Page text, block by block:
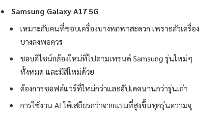
Samsung Galaxy A17 5G
เหมาะกับคนที่ชอบเครื่องบางพกพาสะดวก เพราะตัวเครื่อง
บางลงพอควร
ชอบดีไซน์กล้องใหม่ที่ไปตามเทรนด์ Samsung รุ่นใหม่ๆ
ทั้งหมด และมีสีใหม่ด้วย
ต้องการซอฟต์แวร์ที่ใหม่กว่าและอัปเดตนานกว่ารุ่นเก่า
การใช้งาน AI ได้เสถียรกว่าจากแรมที่สูงขึ้นทุกรุ่นความจุ